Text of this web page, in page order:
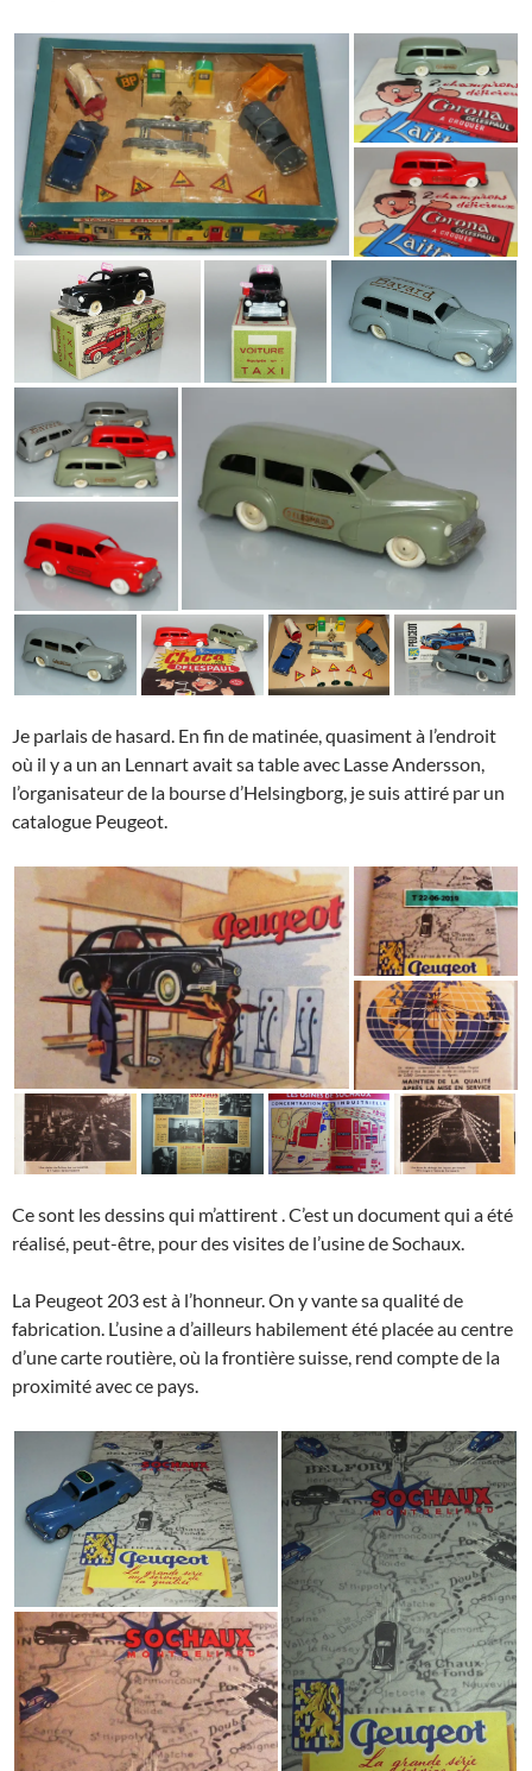
Je parlais de hasard. En fin de matinée, quasiment à l’endroit
où il y a un an Lennart avait sa table avec Lasse Andersson,
l’organisateur de la bourse d’Helsingborg, je suis attiré par un
catalogue Peugeot.
Ce sont les dessins qui m’attirent . C’est un document qui a été
réalisé, peut-être, pour des visites de l’usine de Sochaux.
La Peugeot 203 est à l’honneur. On y vante sa qualité de
fabrication. L’usine a d’ailleurs habilement été placée au centre
d’une carte routière, où la frontière suisse, rend compte de la
proximité avec ce pays.